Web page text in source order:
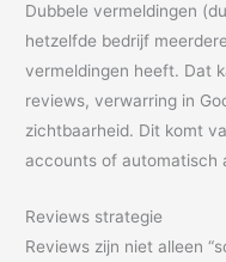
Dubbele vermeldingen
hetzelfde bedrijf
vermeldingen heeft. Dat
reviews, verwarring in
zichtbaarheid. Dit komt
accounts of automatisch
Reviews strategie
Reviews zijn niet alleen